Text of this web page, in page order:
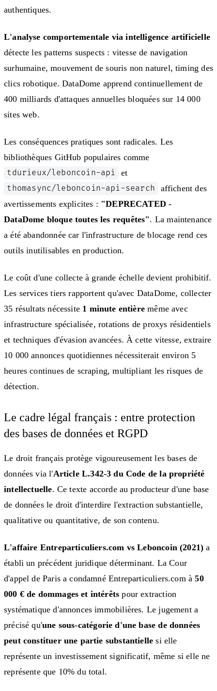
authentiques.
L'analyse comportementale via intelligence artificielle
détecte les patterns suspects : vitesse de navigation
surhumaine, mouvement de souris non naturel, timing des
clics robotique. DataDome apprend continuellement de
400 milliards d'attaques annuelles bloquées sur 14 000
sites web.
Les conséquences pratiques sont radicales. Les
bibliothèques GitHub populaires comme
tdurieux/leboncoin-api
et
thomasync/leboncoin-api-search
affichent des
avertissements explicites : "DEPRECATED -
DataDome bloque toutes les requêtes". La maintenance
a été abandonnée car l'infrastructure de blocage rend ces
outils inutilisables en production.
Le coût d'une collecte à grande échelle devient prohibitif.
Les services tiers rapportent qu'avec DataDome, collecter
35 résultats nécessite 1 minute entière même avec
infrastructure spécialisée, rotations de proxys résidentiels
et techniques d'évasion avancées. À cette vitesse, extraire
10 000 annonces quotidiennes nécessiterait environ 5
heures continues de scraping, multipliant les risques de
détection.
Le cadre légal français : entre protection
des bases de données et RGPD
Le droit français protège vigoureusement les bases de
données via l'Article L.342-3 du Code de la propriété
intellectuelle. Ce texte accorde au producteur d'une base
de données le droit d'interdire l'extraction substantielle,
qualitative ou quantitative, de son contenu.
L'affaire Entreparticuliers.com vs Leboncoin (2021) a
établi un précédent juridique déterminant. La Cour
d'appel de Paris a condamné Entreparticuliers.com à50
000 € de dommages et intérêts pour extraction
systématique d'annonces immobilières. Le jugement a
précisé qu'une sous-catégorie d'une base de données
peut constituer une partie substantielle si elle
représente un investissement significatif, même si elle ne
représente que 10% du total.